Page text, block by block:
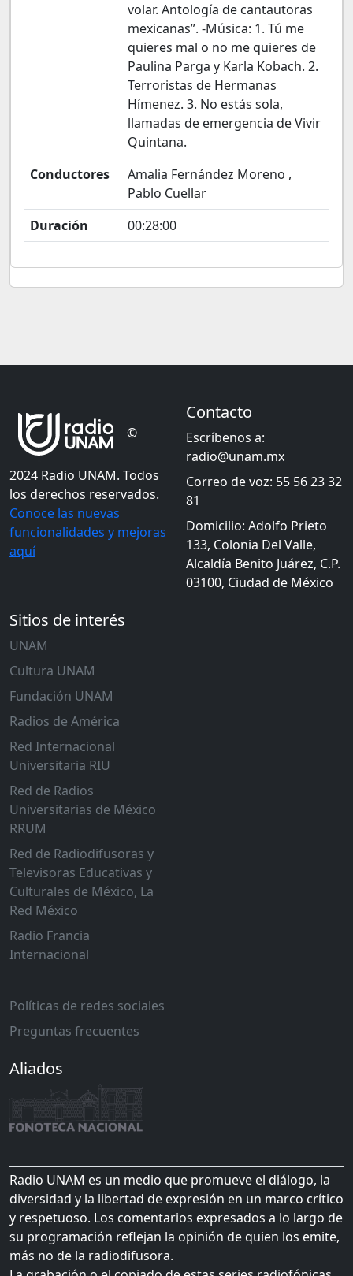
volar. Antología de cantautoras
mexicanas”. -Música: 1. Tú me
quieres mal o no me quieres de
Paulina Parga y Karla Kobach. 2.
Terroristas de Hermanas
Hímenez. 3. No estás sola,
llamadas de emergencia de Vivir
Quintana.
Conductores
Amalia Fernández Moreno ,
Pablo Cuellar
Duración
00:28:00
©
2024 Radio UNAM. Todos
los derechos reservados.
Conoce las nuevas
funcionalidades y mejoras
aquí
Contacto
Escríbenos a:
radio@unam.mx
Correo de voz: 55 56 23 32
81
Domicilio: Adolfo Prieto
133, Colonia Del Valle,
Alcaldía Benito Juárez, C.P.
03100, Ciudad de México
Sitios de interés
UNAM
Cultura UNAM
Fundación UNAM
Radios de América
Red Internacional
Universitaria RIU
Red de Radios
Universitarias de México
RRUM
Red de Radiodifusoras y
Televisoras Educativas y
Culturales de México, La
Red México
Radio Francia
Internacional
Políticas de redes sociales
Preguntas frecuentes
Aliados
Radio UNAM es un medio que promueve el diálogo, la
diversidad y la libertad de expresión en un marco crítico
y respetuoso. Los comentarios expresados a lo largo de
su programación reflejan la opinión de quien los emite,
más no de la radiodifusora.